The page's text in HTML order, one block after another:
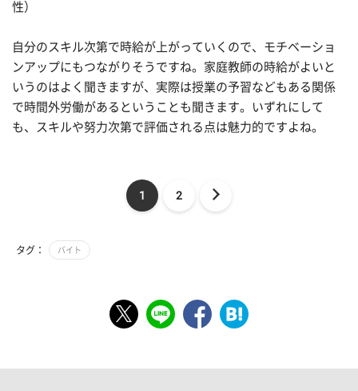
性）
自分のスキル次第で時給が上がっていくので、モチベーショ
ンアップにもつながりそうですね。家庭教師の時給がよいと
いうのはよく聞きますが、実際は授業の予習などもある関係
で時間外労働があるということも聞きます。いずれにして
も、スキルや努力次第で評価される点は魅力的ですよね。
1 2
タグ： バイト